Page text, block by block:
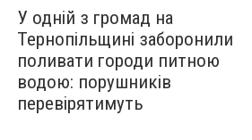
У одній з громад на
Тернопільщині заборонили
поливати городи питною
водою: порушників
перевірятимуть